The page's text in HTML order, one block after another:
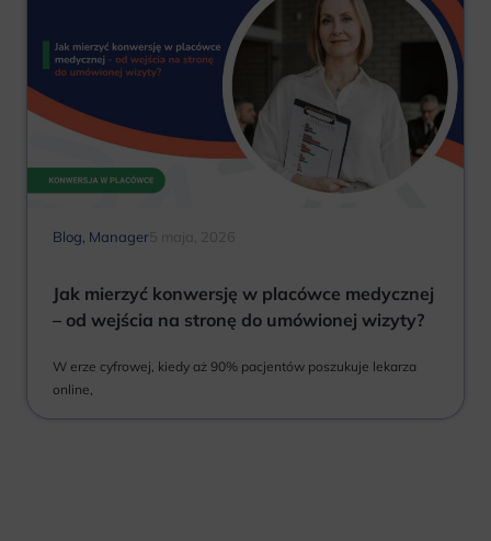
Blog, Manager 5 maja, 2026
Jak mierzyć konwersję w placówce medycznej
– od wejścia na stronę do umówionej wizyty?
W erze cyfrowej, kiedy aż 90% pacjentów poszukuje lekarza
online,